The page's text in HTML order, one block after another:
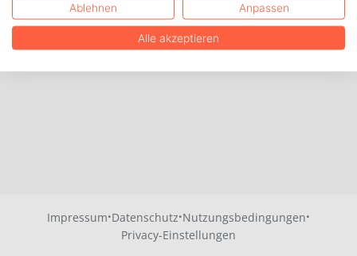
Impressum·Datenschutz·Nutzungsbedingungen·
Privacy-Einstellungen
Ablehnen Anpassen
Alle akzeptieren